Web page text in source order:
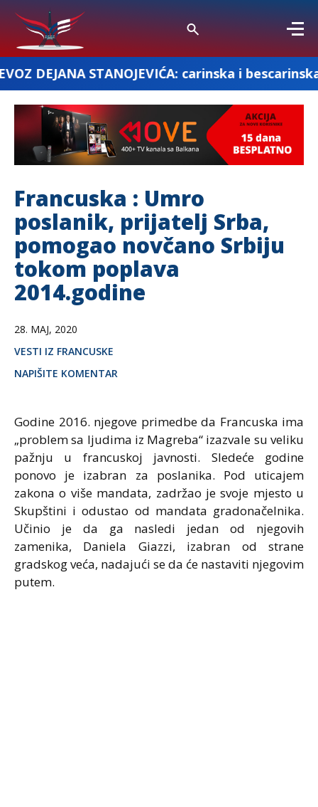
STANOJEVIĆA: carinska i bescarinska roba
Francuska : Umro
poslanik, prijatelj Srba,
pomogao novčano Srbiju
tokom poplava
2014.godine
28. MAJ, 2020
VESTI IZ FRANCUSKE
NAPIŠITE KOMENTAR
Godine 2016. njegove primedbe da Francuska ima
„problem sa ljudima iz Magreba“ izazvale su veliku
pažnju u francuskoj javnosti. Sledeće godine
ponovo je izabran za poslanika. Pod uticajem
zakona o više mandata, zadržao je svoje mjesto u
Skupštini i odustao od mandata gradonačelnika.
Učinio je da ga nasledi jedan od njegovih
zamenika, Daniela Giazzi, izabran od strane
gradskog veća, nadajući se da će nastaviti njegovim
putem.